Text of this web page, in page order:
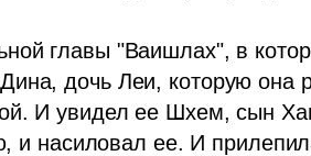
главы "Ваишлах", в
дочь Леи, которую она
И увидел ее Шхем, сын
и насиловал ее. И